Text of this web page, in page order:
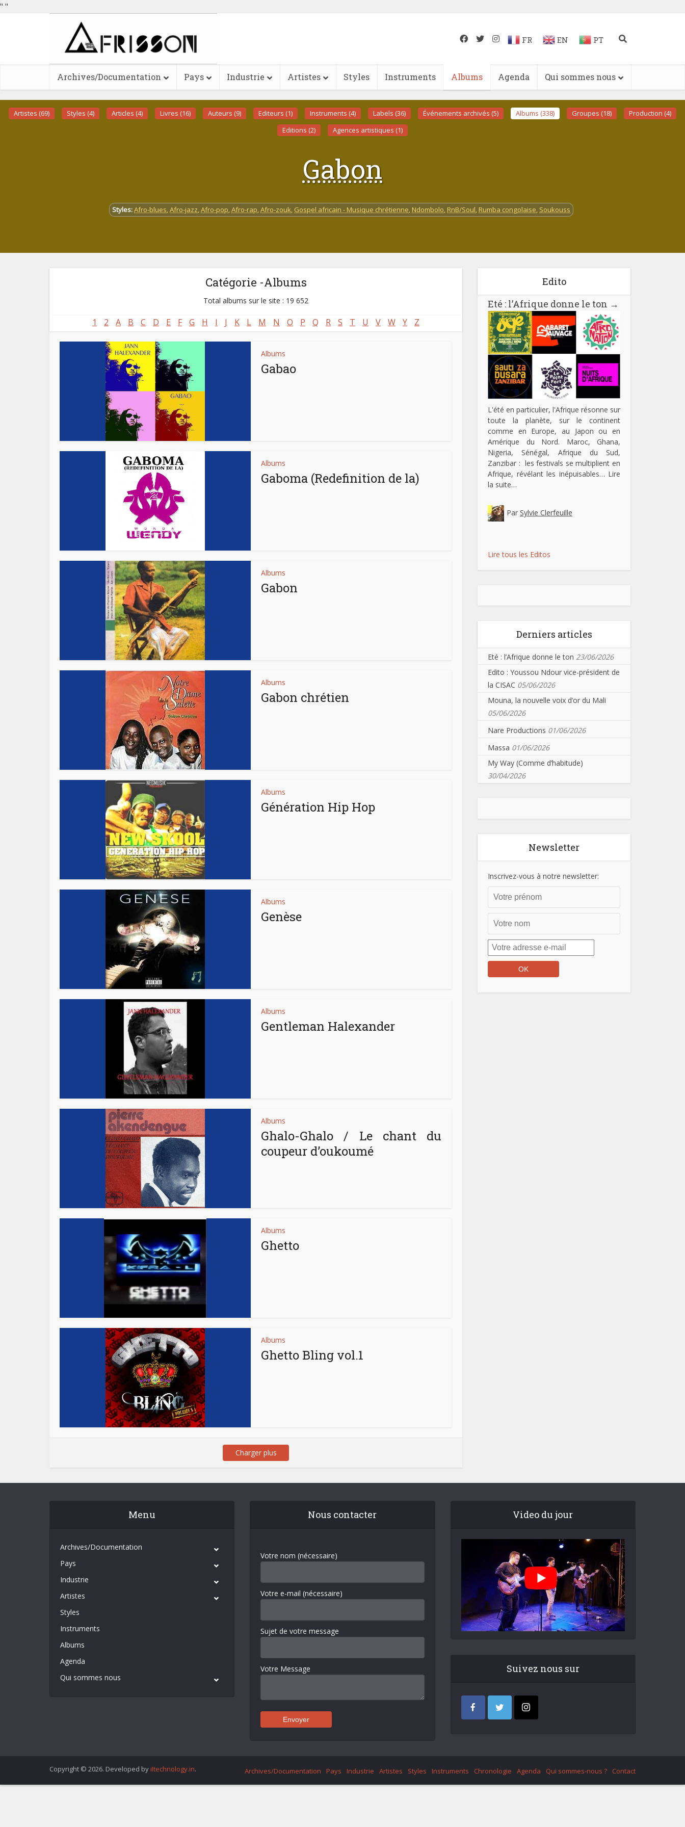
" "
FR EN PT
Archives/Documentation Pays Industrie Artistes Styles Instruments Albums Agenda Qui sommes nous
Artistes (69) Styles (4) Articles (4) Livres (16) Auteurs (9) Editeurs (1) Instruments (4) Labels (36) Événements archivés (5) Albums (338) Groupes (18)
Production (4)
Editions (2)
Agences artistiques (1)
Gabon
Styles:Afro-blues,Afro-jazz,Afro-pop,Afro-rap,Afro-zouk, Gospel africain - Musique chrétienne, Ndombolo, RnB/Soul, Rumba congolaise, Soukouss
Catégorie -Albums
Total albums sur le site : 19 652
1 2 A B C D E F G H I J K L M N O P Q R S T U V W Y Z
Albums
Gabao
Albums
Gaboma (Redefinition de la)
Albums
Gabon
Albums
Gabon chrétien
Albums
Génération Hip Hop
Albums
Genèse
Albums
Gentleman Halexander
Albums
Ghalo-Ghalo / Le chant du
coupeur d’oukoumé
Albums
Ghetto
Albums
Ghetto Bling vol.1
Charger plus
Edito
Eté : l’Afrique donne le ton →
L'été en particulier, l'Afrique résonne sur
toute la planète, sur le continent
comme en Europe, au Japon ou en
Amérique du Nord. Maroc, Ghana,
Nigeria, Sénégal, Afrique du Sud,
Zanzibar : les festivals se multiplient en
Afrique, révélant les inépuisables… Lire
la suite…
Par Sylvie Clerfeuille
Lire tous les Editos
Derniers articles
Eté : l’Afrique donne le ton 23/06/2026
Edito : Youssou Ndour vice-président de
la CISAC 05/06/2026
Mouna, la nouvelle voix d’or du Mali
05/06/2026
Nare Productions 01/06/2026
Massa 01/06/2026
My Way (Comme d’habitude)
30/04/2026
Newsletter
Inscrivez-vous à notre newsletter:
Menu
Archives/Documentation
Pays
Industrie
Artistes
Styles
Instruments
Albums
Agenda
Qui sommes nous
Nous contacter
Votre nom (nécessaire)
Votre e-mail (nécessaire)
Sujet de votre message
Votre Message
Video du jour
Suivez nous sur
Copyright © 2026. Developed by iItechnology.in. Archives/Documentation Pays Industrie Artistes Styles Instruments Chronologie Agenda Qui sommes-nous ? Contact